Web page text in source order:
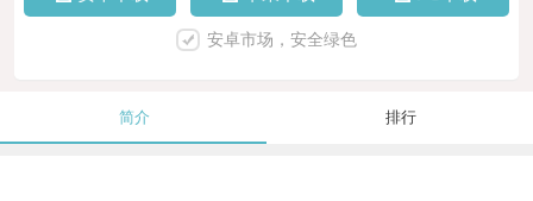
安卓市场，安全绿色
简介 排行